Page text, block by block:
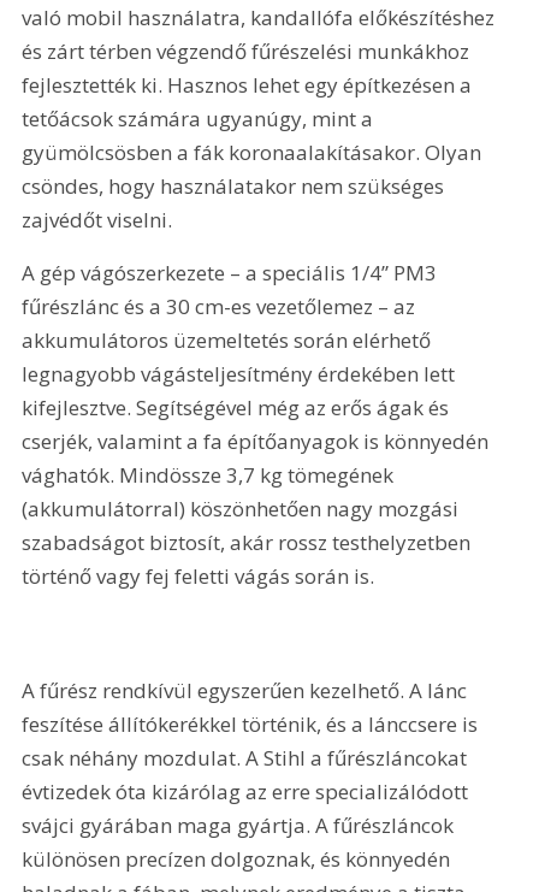
való mobil használatra, kandallófa előkészítéshez
és zárt térben végzendő fűrészelési munkákhoz
fejlesztették ki. Hasznos lehet egy építkezésen a
tetőácsok számára ugyanúgy, mint a
gyümölcsösben a fák koronaalakításakor. Olyan
csöndes, hogy használatakor nem szükséges
zajvédőt viselni.
A gép vágószerkezete – a speciális 1/4” PM3
fűrészlánc és a 30 cm-es vezetőlemez – az
akkumulátoros üzemeltetés során elérhető
legnagyobb vágásteljesítmény érdekében lett
kifejlesztve. Segítségével még az erős ágak és
cserjék, valamint a fa építőanyagok is könnyedén
vághatók. Mindössze 3,7 kg tömegének
(akkumulátorral) köszönhetően nagy mozgási
szabadságot biztosít, akár rossz testhelyzetben
történő vagy fej feletti vágás során is.
A fűrész rendkívül egyszerűen kezelhető. A lánc
feszítése állítókerékkel történik, és a lánccsere is
csak néhány mozdulat. A Stihl a fűrészláncokat
évtizedek óta kizárólag az erre specializálódott
svájci gyárában maga gyártja. A fűrészláncok
különösen precízen dolgoznak, és könnyedén